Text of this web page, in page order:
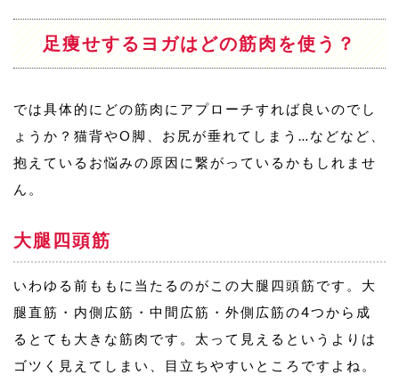
足痩せするヨガはどの筋肉を使う？
では具体的にどの筋肉にアプローチすれば良いのでし
ょうか？猫背やO脚、お尻が垂れてしまう…などなど、
抱えているお悩みの原因に繋がっているかもしれませ
ん。
大腿四頭筋
いわゆる前ももに当たるのがこの大腿四頭筋です。大
腿直筋・内側広筋・中間広筋・外側広筋の4つから成
るとても大きな筋肉です。太って見えるというよりは
ゴツく見えてしまい、目立ちやすいところですよね。